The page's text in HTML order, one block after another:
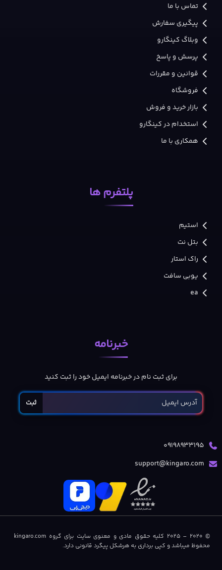
تماس با ما
پیگیری سفارش
وبلاگ کینگارو
پرسش و پاسخ
قوانین و مقررات
فروشگاه
بازار خرید و فروش
استخدام در کینگارو
همکاری با ما
پلتفرم ها
استیم
بتل نت
راک استار
یوبی سافت
ea
خبرنامه
برای ثبت نام در خبرنامه ایمیل خود را ثبت کنید
ثبت
09198933195
support@kingaro.com
© 2020 – 2025 کلیه حقوق مادی و معنوی سایت برای گروه kingaro.com
محفوظ میباشد و کپی برداری به هرشکل پیگرد قانونی دارد.